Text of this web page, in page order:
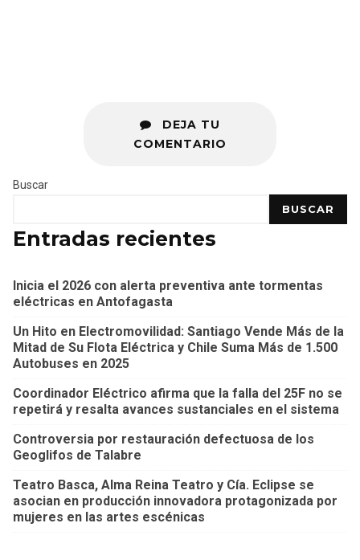
DEJA TU
COMENTARIO
Buscar
BUSCAR
Entradas recientes
Inicia el 2026 con alerta preventiva ante tormentas
eléctricas en Antofagasta
Un Hito en Electromovilidad: Santiago Vende Más de la
Mitad de Su Flota Eléctrica y Chile Suma Más de 1.500
Autobuses en 2025
Coordinador Eléctrico afirma que la falla del 25F no se
repetirá y resalta avances sustanciales en el sistema
Controversia por restauración defectuosa de los
Geoglifos de Talabre
Teatro Basca, Alma Reina Teatro y Cía. Eclipse se
asocian en producción innovadora protagonizada por
mujeres en las artes escénicas